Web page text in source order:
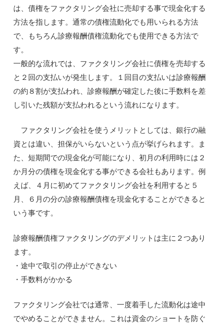
は、債権をファクタリング会社に売却する事で現金化する
方法を指します。通常の債権流動化でも用いられる方法
で、もちろん診療報酬債権流動化でも使用できる方法で
す。
一般的な流れでは、ファクタリング会社に債権を売却する
と２回の支払いが発生します。１回目の支払いは診療報酬
の約８割が支払われ、診療報酬が確定した後に手数料を差
し引いた残額が支払われるという流れになります。
ファクタリング会社を使うメリットとしては、銀行の融
資とは違い、担保がいらないという点が挙げられます。ま
た、短期間での現金化が可能になり、初月の利用時には２
か月分の債権を現金化する事ができる会社もあります。例
えば、４月に初めてファクタリング会社を利用すると５
月、６月の分の診療報酬債権を現金化することができると
いう事です。
診療報酬債権ファクタリングのデメリットは主に２つあり
ます。
・途中で取引の停止ができない
・手数料がかかる
ファクタリング会社では通常、一度着手した流動化は途中
でやめることができません。これは資金のショートを防ぐ